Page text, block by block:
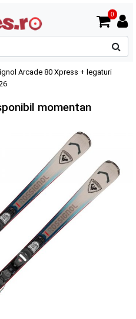
0
Arcade 80 Xpress + legaturi
momentan